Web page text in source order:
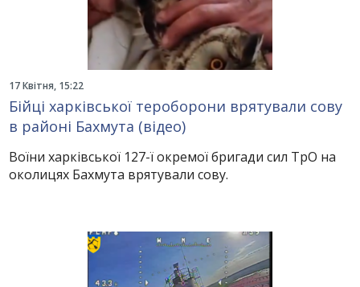
17 Квітня, 15:22
Бійці харківської тероборони врятували сову
в районі Бахмута (відео)
Воїни харківської 127-ї окремої бригади сил ТрО на
околицях Бахмута врятували сову.